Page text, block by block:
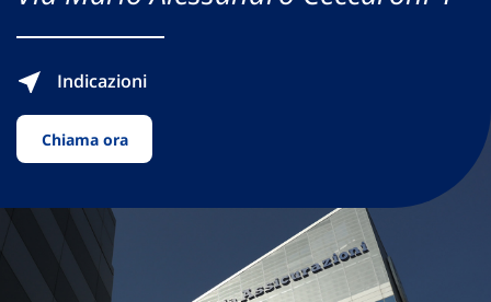
Indicazioni
Chiama ora